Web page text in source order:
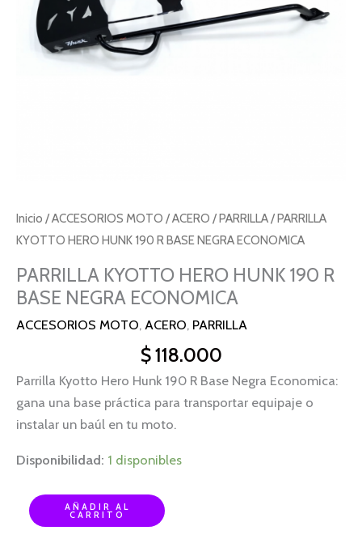
Inicio /ACCESORIOS MOTO /ACERO /PARRILLA/ PARRILLA
KYOTTO HERO HUNK 190 R BASE NEGRA ECONOMICA
PARRILLA KYOTTO HERO HUNK 190 R
BASE NEGRA ECONOMICA
ACCESORIOS MOTO, ACERO, PARRILLA
$118.000
Parrilla Kyotto Hero Hunk 190 R Base Negra Economica:
gana una base práctica para transportar equipaje o
instalar un baúl en tu moto.
Disponibilidad: 1 disponibles
NEGRA
ECONOMICA
cantidad
AÑADIR AL
CARRITO